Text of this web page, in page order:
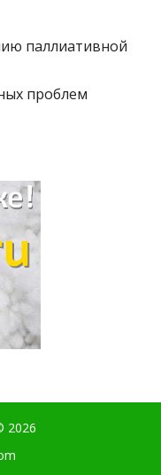
паллиативной
проблем
2026